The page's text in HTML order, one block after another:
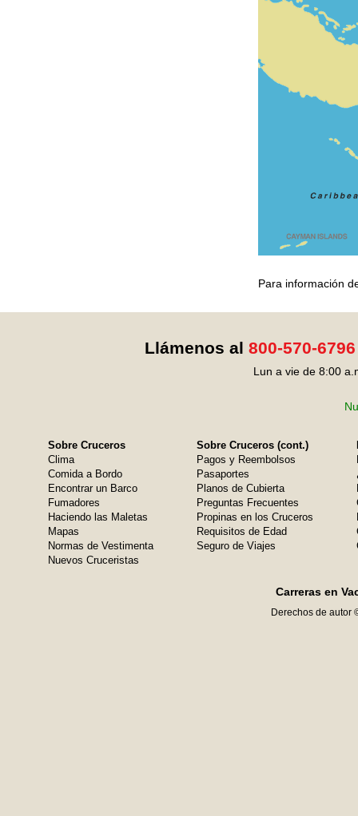
Para información
Llámenos al 800-570-6796
Lun a vie de 8:00
Sobre Cruceros
Clima
Comida a Bordo
Encontrar un Barco
Fumadores
Haciendo las Maletas
Mapas
Normas de Vestimenta
Nuevos Cruceristas
Sobre Cruceros (cont.)
Pagos y Reembolsos
Pasaportes
Planos de Cubierta
Preguntas Frecuentes
Propinas en los Cruceros
Requisitos de Edad
Seguro de Viajes
Carreras en
Derechos de autor